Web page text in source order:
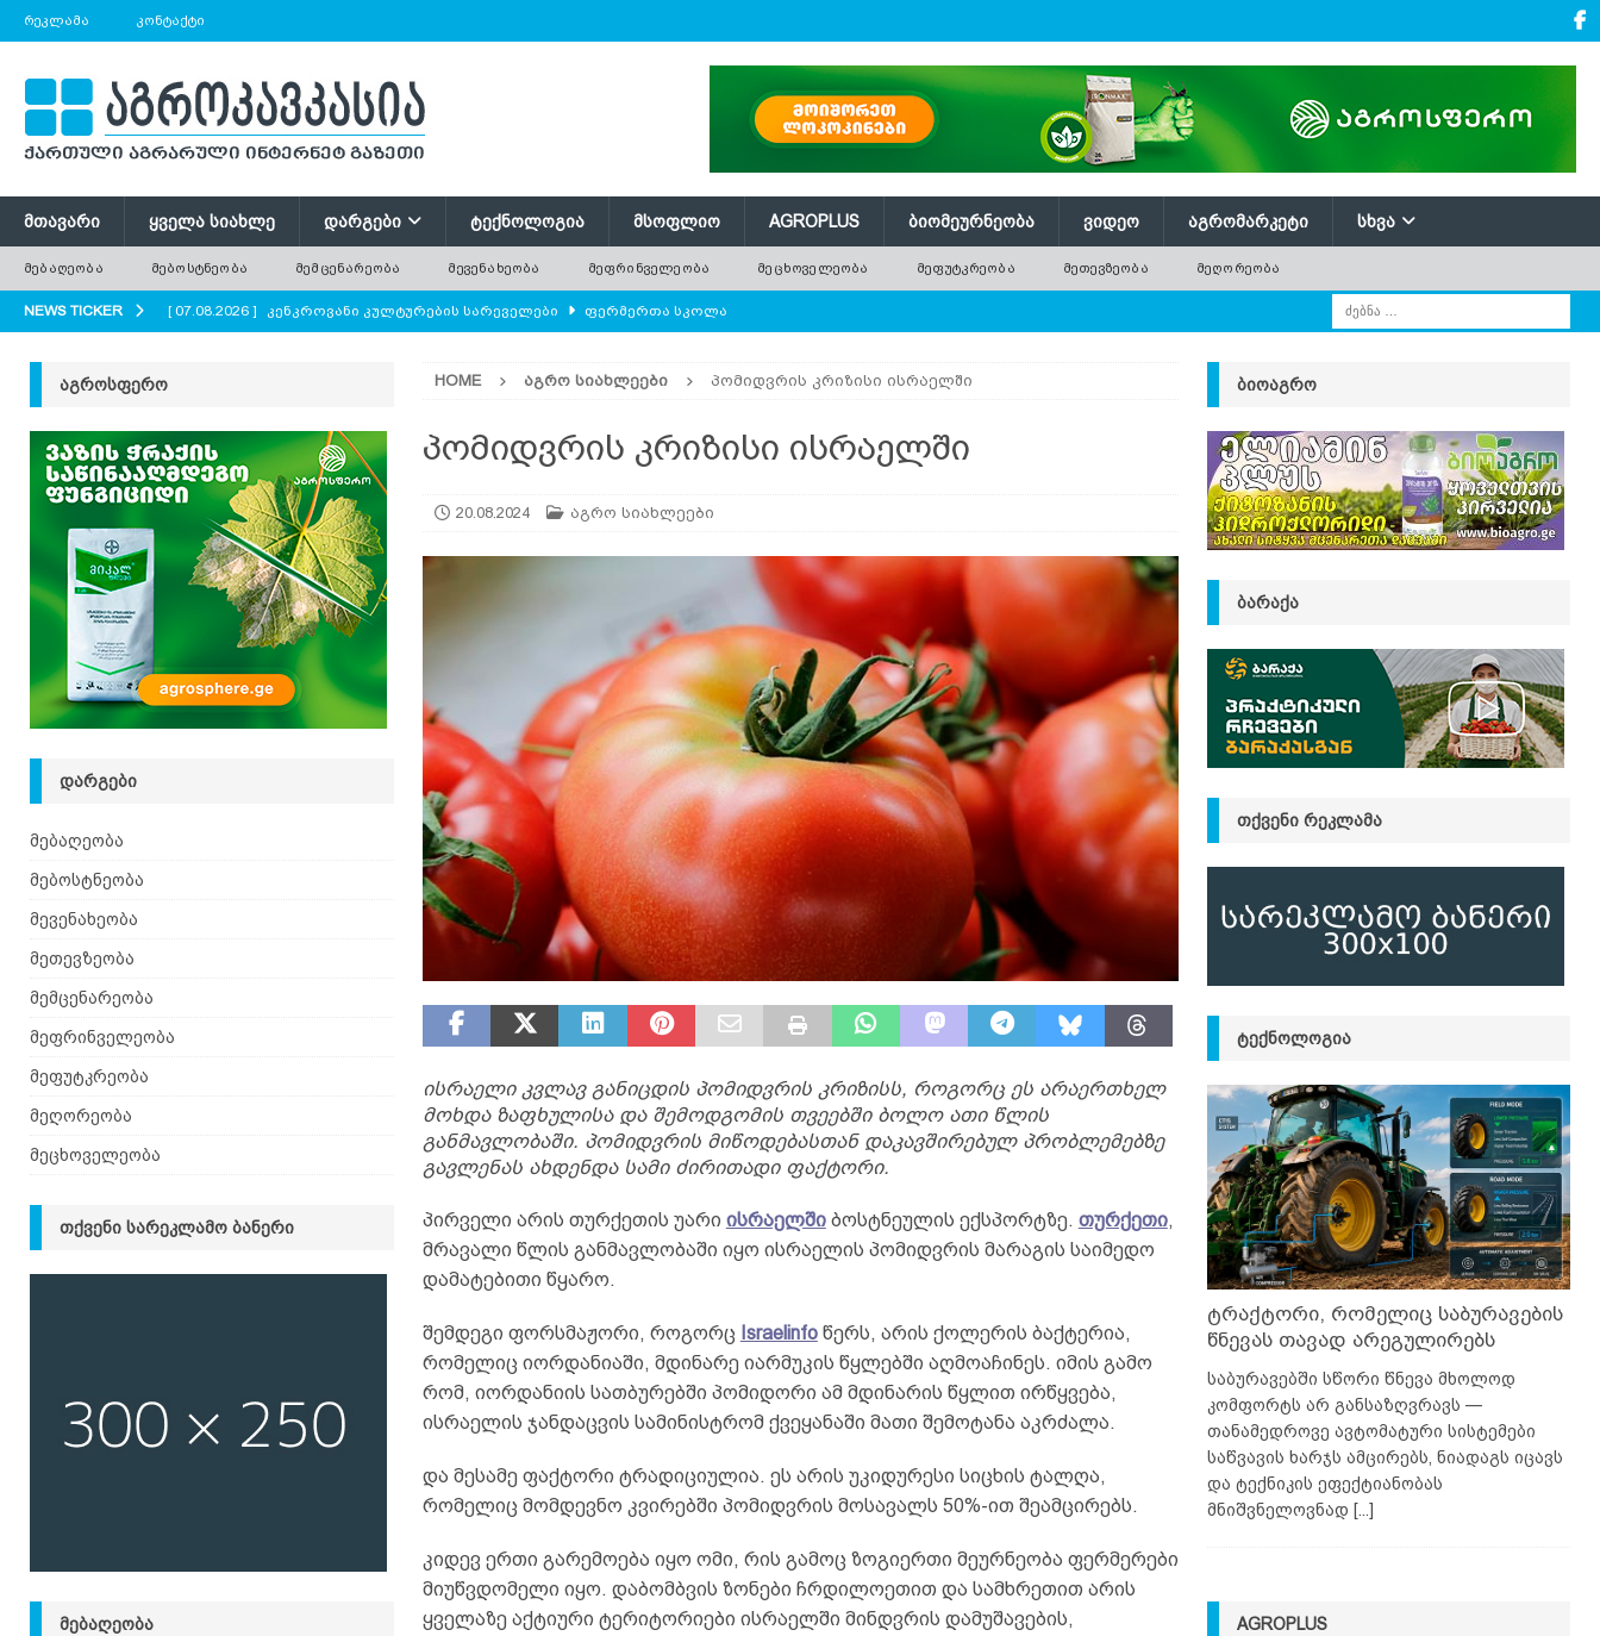
ᲠᲔᲙᲚᲐᲛᲐ ᲙᲝᲜᲢᲐᲥᲢᲘ
ᲛᲗᲐᲕᲐᲠᲘ ᲧᲕᲔᲚᲐ ᲡᲘᲐᲮᲚᲔ ᲓᲐᲠᲒᲔᲑᲘ ᲢᲔᲥᲜᲝᲚᲝᲒᲘᲐ ᲛᲡᲝᲤᲚᲘᲝ AGROPLUS ᲑᲘᲝᲛᲔᲣᲠᲜᲔᲝᲑᲐ ᲕᲘᲓᲔᲝ ᲐᲒᲠᲝᲛᲐᲠᲙᲔᲢᲘ ᲡᲮᲕᲐ
ᲛᲔᲑᲐᲦᲔᲝᲑᲐ ᲛᲔᲑᲝᲡᲢᲜᲔᲝᲑᲐ ᲛᲔᲛᲪᲔᲜᲐᲠᲔᲝᲑᲐ ᲛᲔᲕᲔᲜᲐᲮᲔᲝᲑᲐ ᲛᲔᲤᲠᲘᲜᲕᲔᲚᲔᲝᲑᲐ ᲛᲔᲪᲮᲝᲕᲔᲚᲔᲝᲑᲐ ᲛᲔᲤᲣᲢᲙᲠᲔᲝᲑᲐ ᲛᲔᲗᲔᲕᲖᲔᲝᲑᲐ ᲛᲔᲦᲝᲠᲔᲝᲑᲐ
NEWS TICKER [ 07.08.2026 ] კენკროვანი კულტურების სარეველები ᲤᲔᲠᲛᲔᲠᲗᲐ ᲡᲙᲝᲚᲐ
რატომ ტოვებენ ფერმერები მინდორში გამხმარ ხეებს? AGROPLUS
[ 07.08.2026 ] გნოლის ბიოლოგიური თავისებურებები და პროდუქტიულობა ᲛᲔᲤᲠᲘᲜᲕᲔᲚᲔᲝᲑᲐ
[ 07.08.2026 ] პოლონეთში ხილის მოსავლის მნიშვნელოვან შემცირებას პროგნოზირებენ
HOME ᲐᲒᲠᲝ ᲡᲘᲐᲮᲚᲔᲔᲑᲘ პომიდვრის კრიზისი ისრაელში
პომიდვრის კრიზისი ისრაელში
20.08.2024 აგრო სიახლეები
ისრაელი კვლავ განიცდის პომიდვრის კრიზისს, როგორც ეს არაერთხელ
მოხდა ზაფხულისა და შემოდგომის თვეებში ბოლო ათი წლის
განმავლობაში. პომიდვრის მიწოდებასთან დაკავშირებულ პრობლემებზე
გავლენას ახდენდა სამი ძირითადი ფაქტორი.
პირველი არის თურქეთის უარი ისრაელშიბოსტნეულის ექსპორტზე. თურქეთი,
მრავალი წლის განმავლობაში იყო ისრაელის პომიდვრის მარაგის საიმედო
დამატებითი წყარო.
შემდეგი ფორსმაჟორი, როგორც Israelinfoწერს, არის ქოლერის ბაქტერია,
რომელიც იორდანიაში, მდინარე იარმუკის წყლებში აღმოაჩინეს. იმის გამო
რომ, იორდანიის სათბურებში პომიდორი ამ მდინარის წყლით ირწყვება,
ისრაელის ჯანდაცვის სამინისტრომ ქვეყანაში მათი შემოტანა აკრძალა.
და მესამე ფაქტორი ტრადიციულია. ეს არის უკიდურესი სიცხის ტალღა,
რომელიც მომდევნო კვირებში პომიდვრის მოსავალს 50%-ით შეამცირებს.
კიდევ ერთი გარემოება იყო ომი, რის გამოც ზოგიერთი მეურნეობა ფერმერები
მიუწვდომელი იყო. დაბომბვის ზონები ჩრდილოეთით და სამხრეთით არის
ყველაზე აქტიური ტერიტორიები ისრაელში მინდვრის დამუშავების,
ᲐᲒᲠᲝᲡᲤᲔᲠᲝ
ᲓᲐᲠᲒᲔᲑᲘ
მებაღეობა
მებოსტნეობა
მევენახეობა
მეთევზეობა
მემცენარეობა
მეფრინველეობა
მეფუტკრეობა
მეღორეობა
მეცხოველეობა
ᲗᲥᲕᲔᲜᲘ ᲡᲐᲠᲔᲙᲚᲐᲛᲝ ᲑᲐᲜᲔᲠᲘ
ᲛᲔᲑᲐᲦᲔᲝᲑᲐ
ᲑᲘᲝᲐᲒᲠᲝ
ᲑᲐᲠᲐᲥᲐ
ᲗᲥᲕᲔᲜᲘ ᲠᲔᲙᲚᲐᲛᲐ
ᲢᲔᲥᲜᲝᲚᲝᲒᲘᲐ
ტრაქტორი, რომელიც საბურავების
წნევას თავად არეგულირებს
საბურავებში სწორი წნევა მხოლოდ
კომფორტს არ განსაზღვრავს —
თანამედროვე ავტომატური სისტემები
საწვავის ხარჯს ამცირებს, ნიადაგს იცავს
და ტექნიკის ეფექტიანობას
მნიშვნელოვნად [...]
AGROPLUS